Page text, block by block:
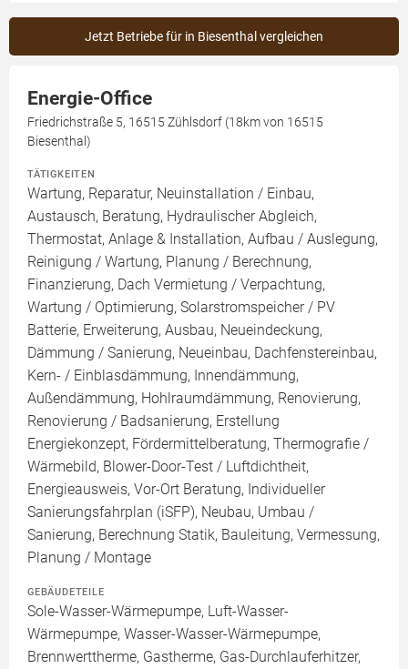
Jetzt Betriebe für in Biesenthal vergleichen
Energie-Office
Friedrichstraße 5, 16515 Zühlsdorf (18km von 16515
Biesenthal)
TÄTIGKEITEN
Wartung, Reparatur, Neuinstallation / Einbau,
Austausch, Beratung, Hydraulischer Abgleich,
Thermostat, Anlage & Installation, Aufbau / Auslegung,
Reinigung / Wartung, Planung / Berechnung,
Finanzierung, Dach Vermietung / Verpachtung,
Wartung / Optimierung, Solarstromspeicher / PV
Batterie, Erweiterung, Ausbau, Neueindeckung,
Dämmung / Sanierung, Neueinbau, Dachfenstereinbau,
Kern- / Einblasdämmung, Innendämmung,
Außendämmung, Hohlraumdämmung, Renovierung,
Renovierung / Badsanierung, Erstellung
Energiekonzept, Fördermittelberatung, Thermografie /
Wärmebild, Blower-Door-Test / Luftdichtheit,
Energieausweis, Vor-Ort Beratung, Individueller
Sanierungsfahrplan (iSFP), Neubau, Umbau /
Sanierung, Berechnung Statik, Bauleitung, Vermessung,
Planung / Montage
GEBÄUDETEILE
Sole-Wasser-Wärmepumpe, Luft-Wasser-
Wärmepumpe, Wasser-Wasser-Wärmepumpe,
Brennwerttherme, Gastherme, Gas-Durchlauferhitzer,